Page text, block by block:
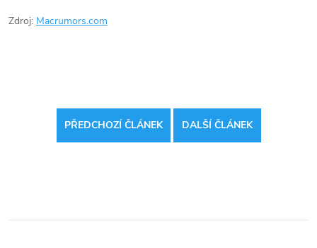
Zdroj: Macrumors.com
PŘEDCHOZÍ ČLÁNEK DALŠÍ ČLÁNEK